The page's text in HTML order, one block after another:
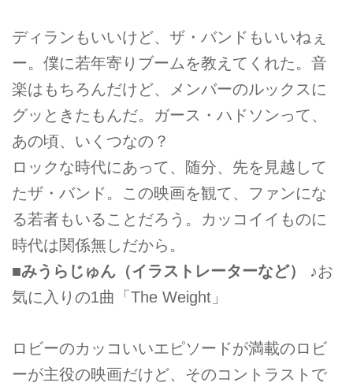
ディランもいいけど、ザ・バンドもいいねぇ
ー。僕に若年寄りブームを教えてくれた。音
楽はもちろんだけど、メンバーのルックスに
グッときたもんだ。ガース・ハドソンって、
あの頃、いくつなの？
ロックな時代にあって、随分、先を見越して
たザ・バンド。この映画を観て、ファンにな
る若者もいることだろう。カッコイイものに
時代は関係無しだから。
■みうらじゅん（イラストレーターなど）
♪お
気に入りの1曲「The Weight」
ロビーのカッコいいエピソードが満載のロビ
ーが主役の映画だけど、そのコントラストで